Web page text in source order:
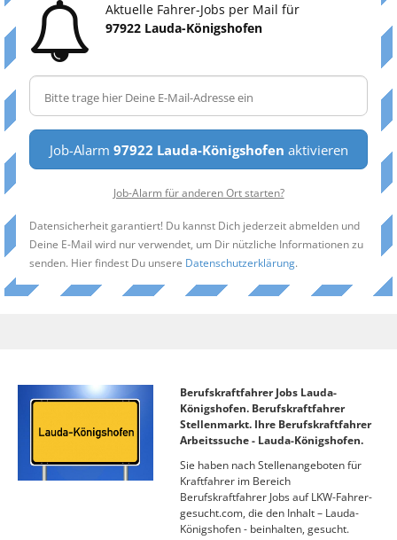
Aktuelle Fahrer-Jobs per Mail für
97922 Lauda-Königshofen
Job-Alarm 97922 Lauda-Königshofen aktivieren
Job-Alarm für anderen Ort starten?
Datensicherheit garantiert! Du kannst Dich jederzeit abmelden und
Deine E-Mail wird nur verwendet, um Dir nützliche Informationen zu
senden. Hier findest Du unsere Datenschutzerklärung.
Berufskraftfahrer Jobs Lauda-
Königshofen. Berufskraftfahrer
Stellenmarkt. Ihre Berufskraftfahrer
Arbeitssuche - Lauda-Königshofen.
Sie haben nach Stellenangeboten für
Kraftfahrer im Bereich
Berufskraftfahrer Jobs auf LKW-Fahrer-
gesucht.com, die den Inhalt – Lauda-
Königshofen - beinhalten, gesucht.